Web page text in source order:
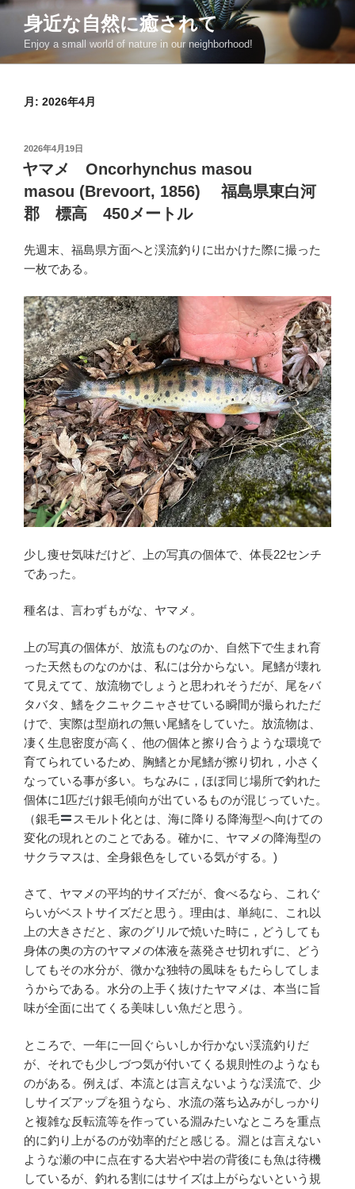
コ
ン
身近な自然に癒されて
Enjoy a small world of nature in our neighborhood!
月: 2026年4月
投
稿
日:
2026年4月19日
ヤマメ Oncorhynchus masou
masou (Brevoort, 1856) 福島県東白河
郡 標高 450メートル
先週末、福島県方面へと渓流釣りに出かけた際に撮った
一枚である。
少し痩せ気味だけど、上の写真の個体で、体長22センチ
であった。
種名は、言わずもがな、ヤマメ。
上の写真の個体が、放流ものなのか、自然下で生まれ育
った天然ものなのかは、私には分からない。尾鰭が壊れ
て見えてて、放流物でしょうと思われそうだが、尾をバ
タバタ、鰭をクニャクニャさせている瞬間が撮られただ
けで、実際は型崩れの無い尾鰭をしていた。放流物は、
凄く生息密度が高く、他の個体と擦り合うような環境で
育てられているため、胸鰭とか尾鰭が擦り切れ，小さく
なっている事が多い。ちなみに，ほぼ同じ場所で釣れた
個体に1匹だけ銀毛傾向が出ているものが混じっていた。
（銀毛
スモルト化とは、海に降りる降海型へ向けての
変化の現れとのことである。確かに、ヤマメの降海型の
サクラマスは、全身銀色をしている気がする。)
さて、ヤマメの平均的サイズだが、食べるなら、これぐ
らいがベストサイズだと思う。理由は、単純に、これ以
上の大きさだと、家のグリルで焼いた時に，どうしても
身体の奥の方のヤマメの体液を蒸発させ切れずに、どう
してもその水分が、微かな独特の風味をもたらしてしま
うからである。水分の上手く抜けたヤマメは、本当に旨
味が全面に出てくる美味しい魚だと思う。
ところで、一年に一回ぐらいしか行かない渓流釣りだ
が、それでも少しづつ気が付いてくる規則性のようなも
のがある。例えば、本流とは言えないような渓流で、少
しサイズアップを狙うなら、水流の落ち込みがしっかり
と複雑な反転流等を作っている淵みたいなところを重点
的に釣り上がるのが効率的だと感じる。淵とは言えない
ような瀬の中に点在する大岩や中岩の背後にも魚は待機
しているが、釣れる割にはサイズは上がらないという規